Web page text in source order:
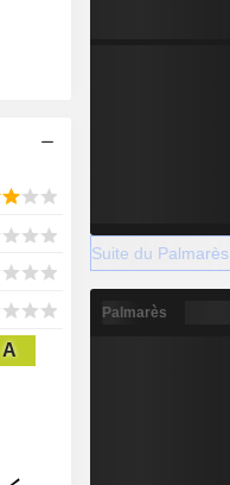
A
Suite du Palmarès
Palmarès